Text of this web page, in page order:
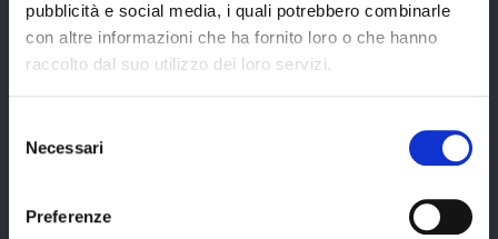
pubblicità e social media, i quali potrebbero combinarle
con altre informazioni che ha fornito loro o che hanno
raccolto dal suo utilizzo dei loro servizi.
delNecessari
Preferenze
Cerca uffici
Cerca persone